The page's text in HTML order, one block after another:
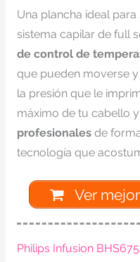
Una plancha ideal
sistema capilar de full
de control de
que pueden moverse
la presión que le
máximo de tu cabello y
profesionalesde
tecnología que
Ver
Philips Infusion